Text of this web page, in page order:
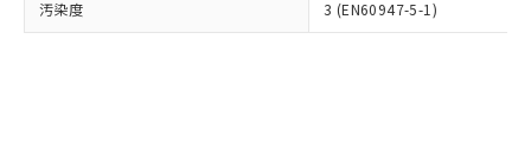
汚染度 3 (EN60947-5-1)
ビス）をご利用いただくには、I-Web
月が前後することがあります。
質が外部に漏えいし、環境に深刻な影響を
及ぼさない年数を意味します。
法に輸出するおそれがある場合は、取
り引きをいたしません。
情報を公開していない機種